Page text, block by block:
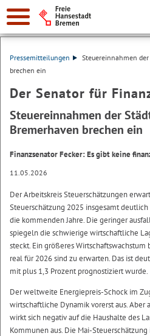
Suche:
Pressemitteilungen
Steuereinnahmen
brechen ein
Der Senator für
Steuereinnahmen der
Bremerhaven brechen ein
Finanzsenator Fecker: Es gibt keine
11.05.2026
Der Arbeitskreis Steuerschätzungen
Steuerschätzung 2025 insgesamt
die kommenden Jahre. Die geringer
spiegeln die schwierige wirtschaftliche
steckt. Ein größeres
real für 2026 sind zu erwarten. Das ist
mit plus 1,3 Prozent prognostiziert wurde.
Der weltweite Energiepreis-Schock im
wirtschaftliche Dynamik vorerst aus. Aber
wirkt sich negativ auf die Haushalte des
Kommunen aus. Die Mai-